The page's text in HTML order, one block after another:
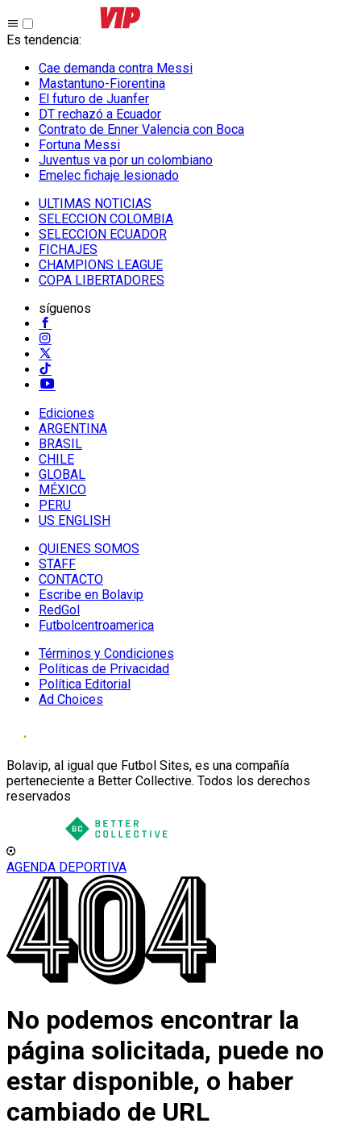
Es tendencia:
Cae demanda contra Messi
Mastantuno-Fiorentina
El futuro de Juanfer
DT rechazó a Ecuador
Contrato de Enner Valencia con Boca
Fortuna Messi
Juventus va por un colombiano
Emelec fichaje lesionado
ULTIMAS NOTICIAS
SELECCION COLOMBIA
SELECCION ECUADOR
FICHAJES
CHAMPIONS LEAGUE
COPA LIBERTADORES
síguenos
Ediciones
ARGENTINA
BRASIL
CHILE
GLOBAL
MÉXICO
PERU
US ENGLISH
QUIENES SOMOS
STAFF
CONTACTO
Escribe en Bolavip
RedGol
Futbolcentroamerica
Términos y Condiciones
Políticas de Privacidad
Política Editorial
Ad Choices
Bolavip, al igual que Futbol Sites, es una compañía
perteneciente a Better Collective. Todos los derechos
reservados
AGENDA DEPORTIVA
No podemos encontrar la
página solicitada, puede no
estar disponible, o haber
cambiado de URL